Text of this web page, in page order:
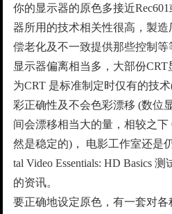
你的显示器的原色多接近
器所用的技术相关性很高，製
偿老化及不一致提供那些控制
显示器偏离相当多，大部份
为CRT 是标准制定时仅有的技
彩正确性及不会色彩漂移 (数位
间会漂移相当大的量，相较之
然是稳定的)， 电影工作室还是
tal Video Essentials: HD Basics
的资讯。
要正确地设定原色，有一套对